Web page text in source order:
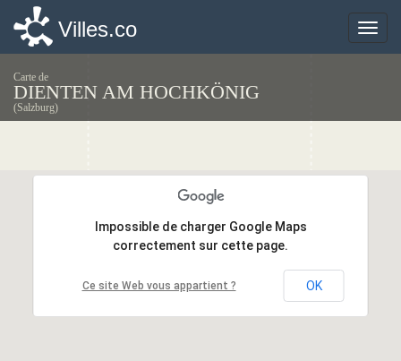
Toggle
Villes.co
Carte de
DIENTEN AM HOCHKÖNIG
(Salzburg)
Impossible de charger Google Maps
correctement sur cette page.
Ce site Web vous appartient ? OK
Impossible de charger Google Maps
correctement sur cette page.
Ce site Web vous appartient ? OK
Toggle
Villes.co